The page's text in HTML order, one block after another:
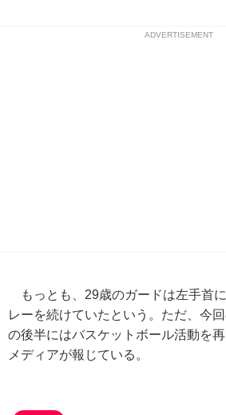
ADVERTISEMENT
もっとも、29歳のガードは左手首
レーを続けていたという。ただ、今
の後半にはバスケットボール活動を
メディアが報じている。